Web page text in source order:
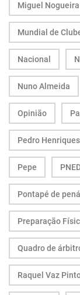
Miguel Nogueira
Mundial de
Nacional
Nuno Almeida
Opinião
Pedro Henriques
Pepe
Pontapé de
Preparação
Quadro de
Raquel Vaz